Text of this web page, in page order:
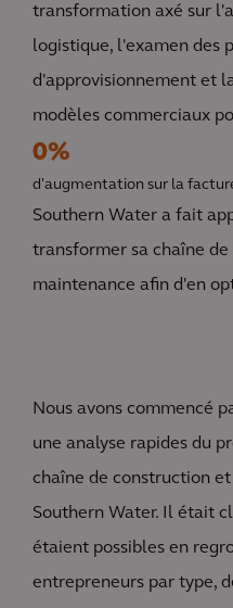
transformation axé sur
logistique, l'examen des
d'approvisionnement et
modèles commerciaux
0%
d'augmentation sur la
Southern Water a fait
transformer sa chaîne
maintenance afin d'en
Nous avons commencé
une analyse rapides du
chaîne de construction
Southern Water. Il était
étaient possibles en
entrepreneurs par type,